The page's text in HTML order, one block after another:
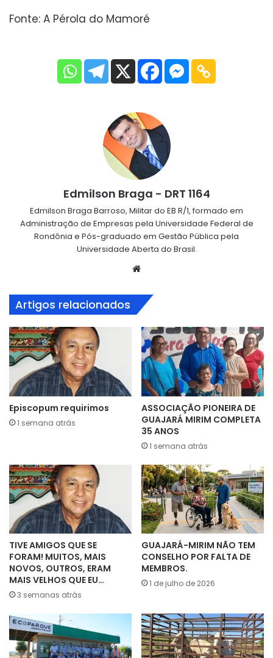
Fonte: A Pérola do Mamoré
Edmilson Braga - DRT 1164
Edmilson Braga Barroso, Militar do EB R/1, formado em
Administração de Empresas pela Universidade Federal de
Rondônia e Pós-graduado em Gestão Pública pela
Universidade Aberta do Brasil.
Artigos relacionados
Episcopum requirimos
1 semana atrás
ASSOCIAÇÃO PIONEIRA DE
GUAJARÁ MIRIM COMPLETA
35 ANOS
1 semana atrás
TIVE AMIGOS QUE SE
FORAM! MUITOS, MAIS
NOVOS, OUTROS, ERAM
MAIS VELHOS QUE EU…
3 semanas atrás
GUAJARÁ-MIRIM NÃO TEM
CONSELHO POR FALTA DE
MEMBROS.
1 de julho de 2026